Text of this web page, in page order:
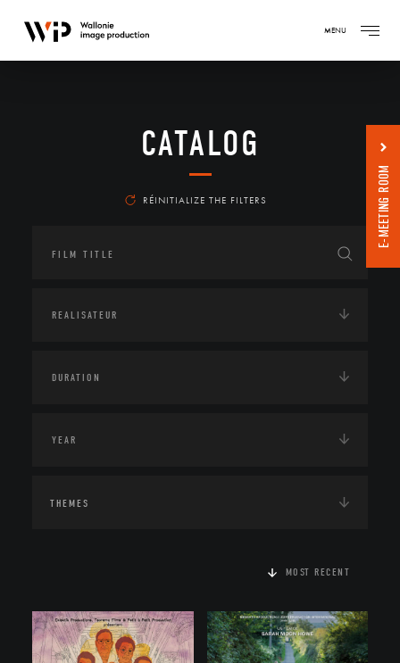
MENU
CATALOG
RÉINITIALIZE THE FILTERS
THEMES
MOST RECENT
E-MEETING ROOM